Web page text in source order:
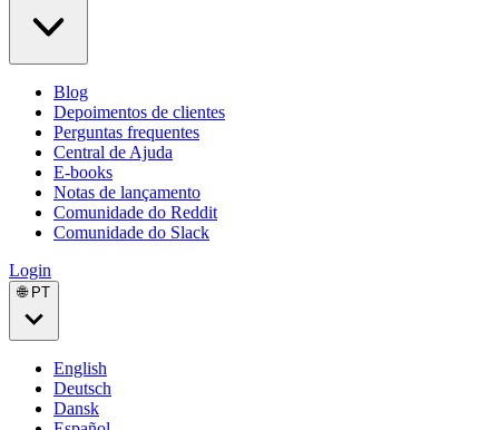
Blog
Depoimentos de clientes
Perguntas frequentes
Central de Ajuda
E-books
Notas de lançamento
Comunidade do Reddit
Comunidade do Slack
Login
🌐 PT
English
Deutsch
Dansk